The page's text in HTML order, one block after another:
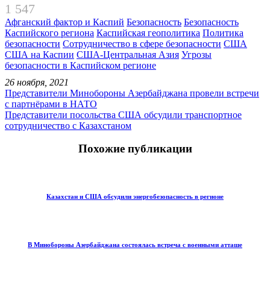
1 547
Афганский фактор и Каспий Безопасность Безопасность
Каспийского региона Каспийская геополитика Политика
безопасности Сотрудничество в сфере безопасности США
США на Каспии США-Центральная Азия Угрозы
безопасности в Каспийском регионе
26 ноября, 2021
Представители Минобороны Азербайджана провели встречи
с партнёрами в НАТО
Представители посольства США обсудили транспортное
сотрудничество с Казахстаном
Похожие публикации
Казахстан и США обсудили энергобезопасность в регионе
В Минобороны Азербайджана состоялась встреча с военными атташе